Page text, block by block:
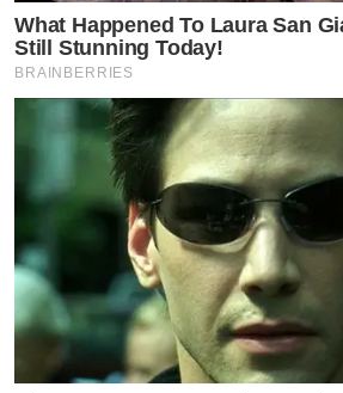
What Happened To Laura San
Still Stunning Today!
BRAINBERRIES